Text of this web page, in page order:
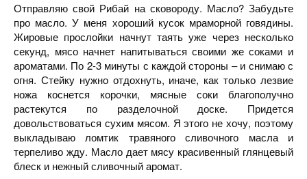
Отправляю свой Рибай на сковороду. Масло? Забудьте
про масло. У меня хороший кусок мраморной говядины.
Жировые прослойки начнут таять уже через несколько
секунд, мясо начнет напитываться своими же соками и
ароматами. По 2-3 минуты с каждой стороны – и снимаю с
огня. Стейку нужно отдохнуть, иначе, как только лезвие
ножа коснется корочки, мясные соки благополучно
растекутся по разделочной доске. Придется
довольствоваться сухим мясом. Я этого не хочу, поэтому
выкладываю ломтик травяного сливочного масла и
терпеливо жду. Масло дает мясу красивенный глянцевый
блеск и нежный сливочный аромат.